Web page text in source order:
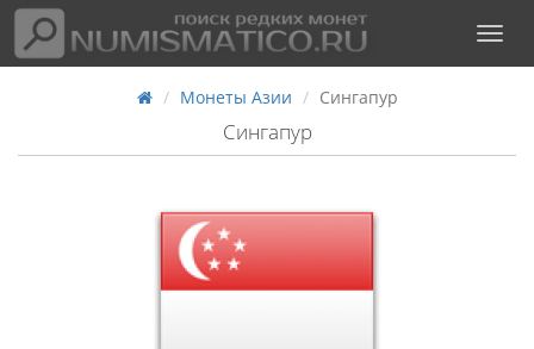
Монеты Азии Сингапур
Сингапур